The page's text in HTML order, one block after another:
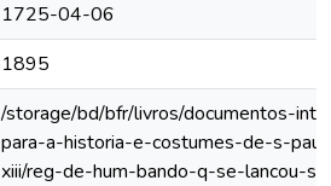
1725-04-06
1895
/storage/bd/bfr/livros/documentos-
para-a-historia-e-costumes-de-s-
xiii/reg-de-hum-bando-q-se-lancou-